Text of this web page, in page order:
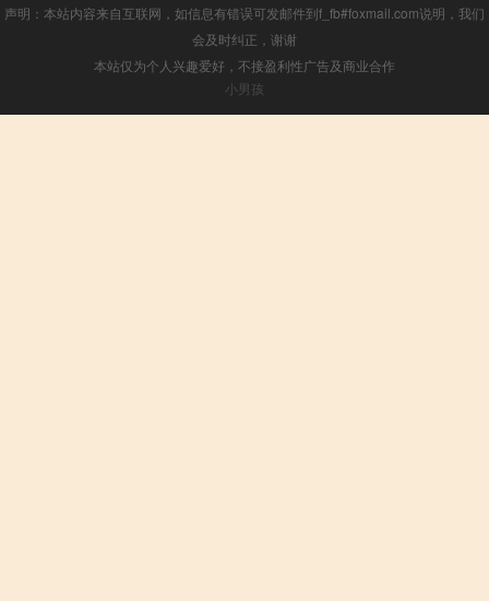
声明：本站内容来自互联网，如信息有错误可发邮件到f_fb#foxmail.com说明，我们
会及时纠正，谢谢
本站仅为个人兴趣爱好，不接盈利性广告及商业合作
小男孩